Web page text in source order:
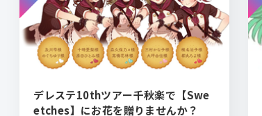
デレステ10thツアー千秋楽で【Swe
etches】にお花を贈りませんか？